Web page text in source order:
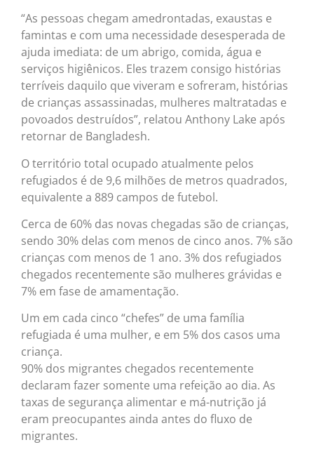
“As pessoas chegam amedrontadas, exaustas e
famintas e com uma necessidade desesperada de
ajuda imediata: de um abrigo, comida, água e
serviços higiênicos. Eles trazem consigo histórias
terríveis daquilo que viveram e sofreram, histórias
de crianças assassinadas, mulheres maltratadas e
povoados destruídos”, relatou Anthony Lake após
retornar de Bangladesh.
O território total ocupado atualmente pelos
refugiados é de 9,6 milhões de metros quadrados,
equivalente a 889 campos de futebol.
Cerca de 60% das novas chegadas são de crianças,
sendo 30% delas com menos de cinco anos. 7% são
crianças com menos de 1 ano. 3% dos refugiados
chegados recentemente são mulheres grávidas e
7% em fase de amamentação.
Um em cada cinco “chefes” de uma família
refugiada é uma mulher, e em 5% dos casos uma
criança.
90% dos migrantes chegados recentemente
declaram fazer somente uma refeição ao dia. As
taxas de segurança alimentar e má-nutrição já
eram preocupantes ainda antes do fluxo de
migrantes.